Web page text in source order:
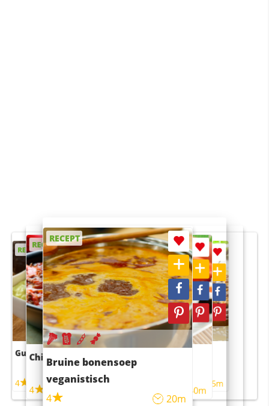
RECEPT
Guacamole
4
RECEPT
Chili con carne
4 45m
RECEPT
Bruine bonensoep
veganistisch
4
20m
RECEPT
Sushi rijstsalade
maaltijdsalade
40m
RECEPT
4 55m